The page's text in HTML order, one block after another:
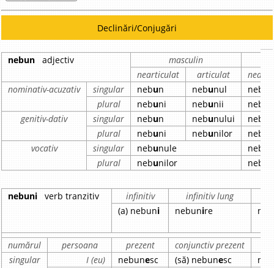
Declinări/Conjugări
nebun adjectiv
masculin
nearticulat
articulat
nominativ-acuzativ
singular nebun nebunul neb
plural
nebuni nebunii neb
genitiv-dativ
singular nebun nebunului neb
plural
nebuni nebunilor neb
vocativ
singular nebunule neb
plural
nebunilor neb
nebuni verb tranzitiv infinitiv infinitiv lung
(a) nebuni nebunire
numărul persoana prezent conjunctiv prezent
singular
I (eu) nebunesc (să) nebunesc